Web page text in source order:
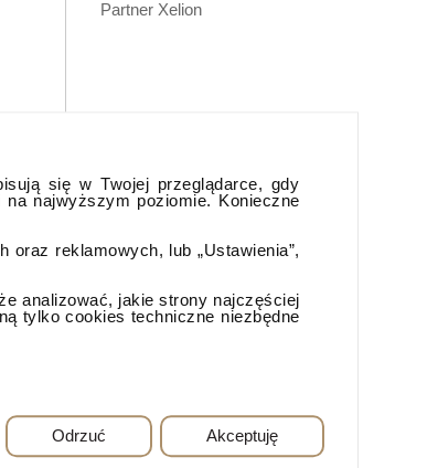
się w Twojej przeglądarce, gdy
najwyższym poziomie. Konieczne
reklamowych, lub „Ustawienia”,
analizować, jakie strony najczęściej
tylko cookies techniczne niezbędne
Akceptuję
Odrzuć
Partner Xelion